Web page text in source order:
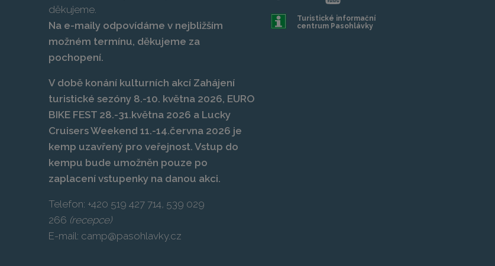
děkujeme.
Na e-maily odpovídáme v nejbližším
možném termínu, děkujeme za
pochopení.
V době konání kulturních akcí Zahájení
turistické sezóny 8.-10. května 2026, EURO
BIKE FEST 28.-31.května 2026 a Lucky
Cruisers Weekend 11.-14.června 2026 je
kemp uzavřený pro veřejnost. Vstup do
kempu bude umožněn pouze po
zaplacení vstupenky na danou akci.
Telefon: +420 519 427 714, 539 029
266 (recepce)
E-mail: camp@pasohlavky.cz
Turistické informační
centrum Pasohlávky